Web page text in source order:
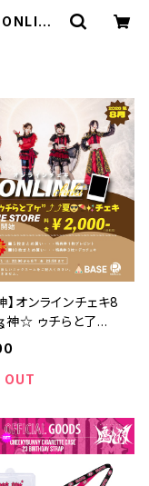
】オンラインチェキ8
ʓ神☆ ゥチらと了
〄⛱✨️チェキ」
OUT